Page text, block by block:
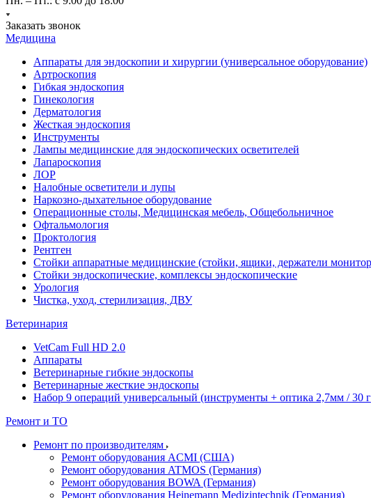
Заказать звонок
Медицина
Аппараты для эндоскопии и хирургии (универсальное оборудование)
Артроскопия
Гибкая эндоскопия
Гинекология
Дерматология
Жесткая эндоскопия
Инструменты
Лампы медицинские для эндоскопических осветителей
Лапароскопия
ЛОР
Налобные осветители и лупы
Наркозно-дыхательное оборудование
Операционные столы, Медицинская мебель, Общебольничное
Офтальмология
Проктология
Рентген
Стойки аппаратные медицинские (стойки, ящики, держатели
Стойки эндоскопические, комплексы эндоскопические
Урология
Чистка, уход, стерилизация, ДВУ
Ветеринария
VetCam Full HD 2.0
Аппараты
Ветеринарные гибкие эндоскопы
Ветеринарные жесткие эндоскопы
Набор 9 операций универсальный (инструменты + оптика 2,7мм / 30
Ремонт и ТО
Ремонт по производителям
Ремонт оборудования ACMI (США)
Ремонт оборудования ATMOS (Германия)
Ремонт оборудования BOWA (Германия)
Ремонт оборудования Heinemann Medizintechnik (Германия)